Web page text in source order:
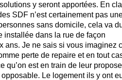
y seront apportées. En
SDF n’est certainement pas
sans domicile, cela va
installée dans la rue de façon
ans. Je ne sais si vous imaginez
perte de repaire et en tout
qu’on est en train de leur
Le logement ils y ont